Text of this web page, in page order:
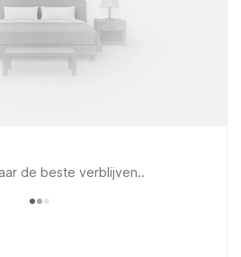
de beste verblijven..